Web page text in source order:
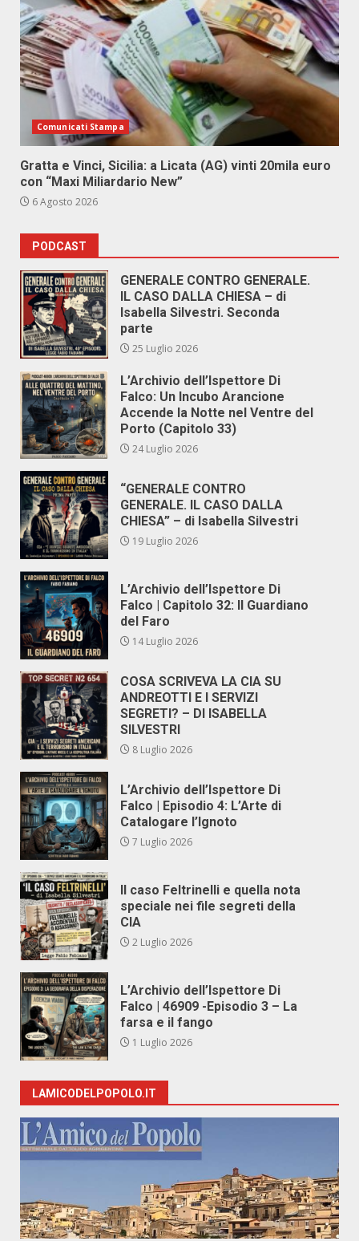
Comunicati Stampa
Gratta e Vinci, Sicilia: a Licata (AG) vinti 20mila euro
con “Maxi Miliardario New”
6 Agosto 2026
PODCAST
GENERALE CONTRO GENERALE.
IL CASO DALLA CHIESA – di
Isabella Silvestri. Seconda
parte
25 Luglio 2026
L’Archivio dell’Ispettore Di
Falco: Un Incubo Arancione
Accende la Notte nel Ventre del
Porto (Capitolo 33)
24 Luglio 2026
“GENERALE CONTRO
GENERALE. IL CASO DALLA
CHIESA” – di Isabella Silvestri
19 Luglio 2026
L’Archivio dell’Ispettore Di
Falco | Capitolo 32: Il Guardiano
del Faro
14 Luglio 2026
COSA SCRIVEVA LA CIA SU
ANDREOTTI E I SERVIZI
SEGRETI? – DI ISABELLA
SILVESTRI
8 Luglio 2026
L’Archivio dell’Ispettore Di
Falco | Episodio 4: L’Arte di
Catalogare l’Ignoto
7 Luglio 2026
Il caso Feltrinelli e quella nota
speciale nei file segreti della
CIA
2 Luglio 2026
L’Archivio dell’Ispettore Di
Falco | 46909 -Episodio 3 – La
farsa e il fango
1 Luglio 2026
LAMICODELPOPOLO.IT